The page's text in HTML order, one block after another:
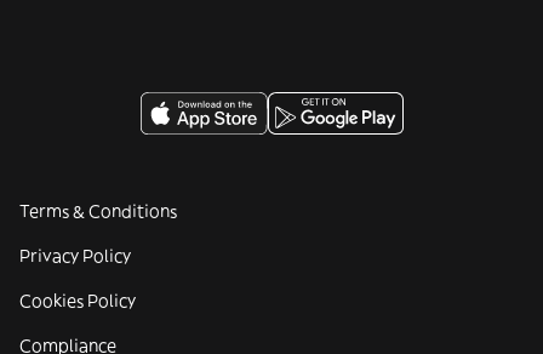
Terms & Conditions
Privacy Policy
Cookies Policy
Compliance